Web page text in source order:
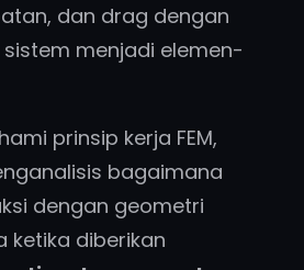
dan drag dengan
menjadi elemen-
prinsip kerja FEM,
bagaimana
dengan geometri
ketika diberikan